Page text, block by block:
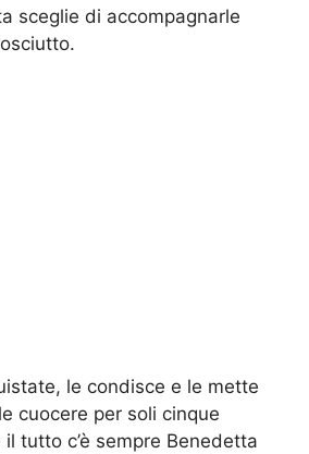
sceglie di accompagnarle
le condisce e le mette
cuocere per soli cinque
tutto c’è sempre Benedetta